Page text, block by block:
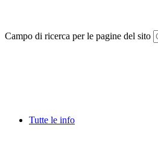
Campo di ricerca per le pagine del sito
Tutte le info